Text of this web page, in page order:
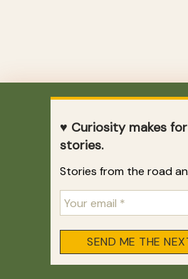
♥ Curiosity makes
stories.
Stories from the road